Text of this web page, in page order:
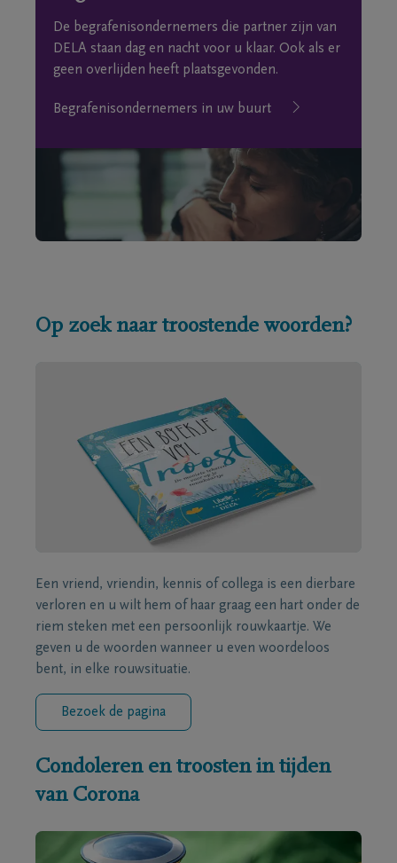
De begrafenisondernemers die partner zijn van
DELA staan dag en nacht voor u klaar. Ook als er
geen overlijden heeft plaatsgevonden.
Begrafenisondernemers in uw buurt
Op zoek naar troostende woorden?
Een vriend, vriendin, kennis of collega is een dierbare
verloren en u wilt hem of haar graag een hart onder de
riem steken met een persoonlijk rouwkaartje. We
geven u de woorden wanneer u even woordeloos
bent, in elke rouwsituatie.
Bezoek de pagina
Condoleren en troosten in tijden
van Corona